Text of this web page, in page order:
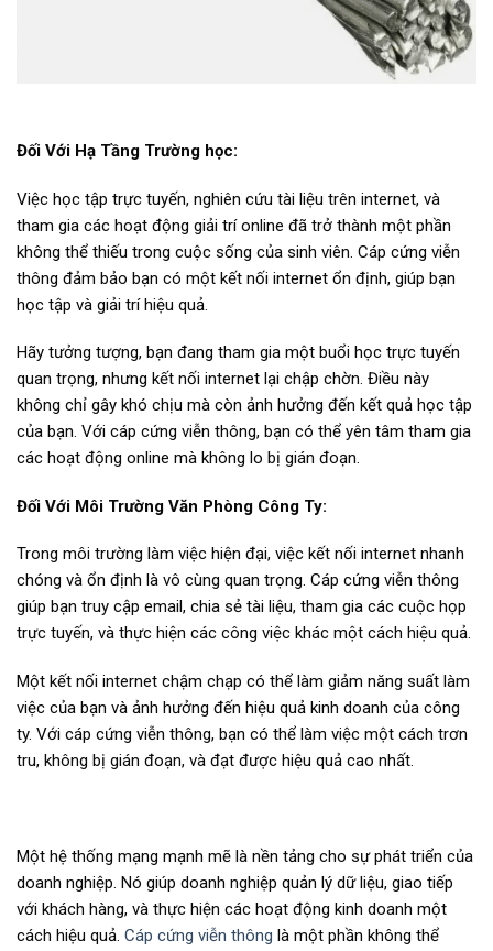
Đối Với Hạ Tầng Trường học:
Việc học tập trực tuyến, nghiên cứu tài liệu trên internet, và
tham gia các hoạt động giải trí online đã trở thành một phần
không thể thiếu trong cuộc sống của sinh viên. Cáp cứng viễn
thông đảm bảo bạn có một kết nối internet ổn định, giúp bạn
học tập và giải trí hiệu quả.
Hãy tưởng tượng, bạn đang tham gia một buổi học trực tuyến
quan trọng, nhưng kết nối internet lại chập chờn. Điều này
không chỉ gây khó chịu mà còn ảnh hưởng đến kết quả học tập
của bạn. Với cáp cứng viễn thông, bạn có thể yên tâm tham gia
các hoạt động online mà không lo bị gián đoạn.
Đối Với Môi Trường Văn Phòng Công Ty:
Trong môi trường làm việc hiện đại, việc kết nối internet nhanh
chóng và ổn định là vô cùng quan trọng. Cáp cứng viễn thông
giúp bạn truy cập email, chia sẻ tài liệu, tham gia các cuộc họp
trực tuyến, và thực hiện các công việc khác một cách hiệu quả.
Một kết nối internet chậm chạp có thể làm giảm năng suất làm
việc của bạn và ảnh hưởng đến hiệu quả kinh doanh của công
ty. Với cáp cứng viễn thông, bạn có thể làm việc một cách trơn
tru, không bị gián đoạn, và đạt được hiệu quả cao nhất.
Một hệ thống mạng mạnh mẽ là nền tảng cho sự phát triển của
doanh nghiệp. Nó giúp doanh nghiệp quản lý dữ liệu, giao tiếp
với khách hàng, và thực hiện các hoạt động kinh doanh một
cách hiệu quả. Cáp cứng viễn thông là một phần không thể